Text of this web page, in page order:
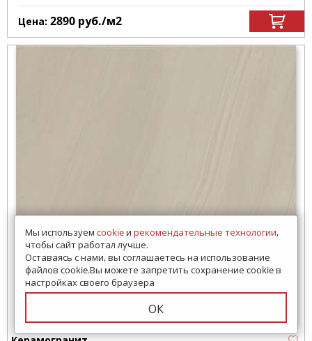
Цена: 2890 руб./м2
Мы используем cookieи рекомендательные технологии,
чтобы сайт работал лучше.
Оставаясь с нами, вы соглашаетесь на использование
файлов cookie.Вы можете запретить сохранение cookie в
настройках своего браузера
ОК